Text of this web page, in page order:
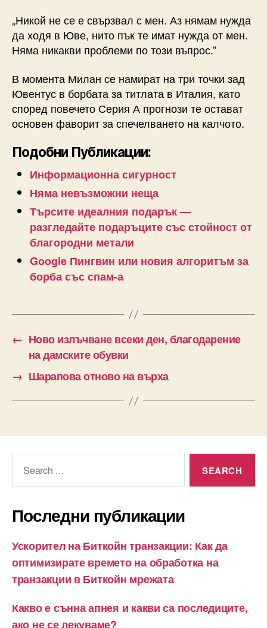
„Никой не се е свързвал с мен. Аз нямам нужда
да ходя в Юве, нито пък те имат нужда от мен.
Няма никакви проблеми по този въпрос.”
В момента Милан се намират на три точки зад
Ювентус в борбата за титлата в Италия, като
според повечето Серия А прогнози те остават
основен фаворит за спечелването на калчото.
Подобни Публикации:
Информационна сигурност
Няма невъзможни неща
Търсите идеалния подарък —
разгледайте подаръците със стойност от
благородни метали
Google Пингвин или новия алгоритъм за
борба със спам-а
← Ново излъчване всеки ден, благодарение
на дамските обувки
→ Шарапова отново на върха
Последни публикации
Ускорител на Биткойн транзакции: Как да
оптимизирате времето на обработка на
транзакции в Биткойн мрежата
Какво е сънна апнея и какви са последиците,
ако не се лекуваме?